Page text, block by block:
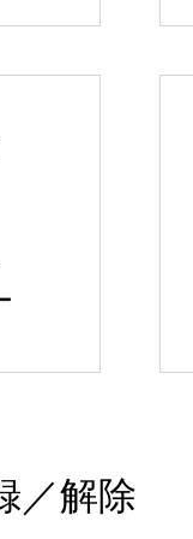
／解除